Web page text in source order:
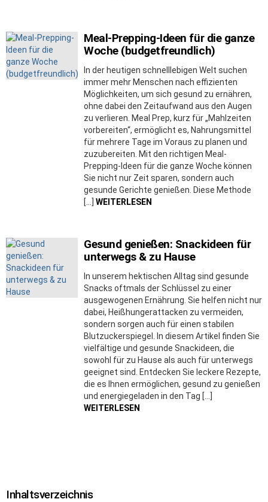
Meal-Prepping-Ideen für die ganze
Woche (budgetfreundlich)
In der heutigen schnelllebigen Welt suchen
immer mehr Menschen nach effizienten
Möglichkeiten, um sich gesund zu ernähren,
ohne dabei den Zeitaufwand aus den Augen
zu verlieren. Meal Prep, kurz für „Mahlzeiten
vorbereiten“, ermöglicht es, Nahrungsmittel
für mehrere Tage im Voraus zu planen und
zuzubereiten. Mit den richtigen Meal-
Prepping-Ideen für die ganze Woche können
Sie nicht nur Zeit sparen, sondern auch
gesunde Gerichte genießen. Diese Methode
[…] WEITERLESEN
Gesund genießen: Snackideen für
unterwegs & zu Hause
In unserem hektischen Alltag sind gesunde
Snacks oftmals der Schlüssel zu einer
ausgewogenen Ernährung. Sie helfen nicht nur
dabei, Heißhungerattacken zu vermeiden,
sondern sorgen auch für einen stabilen
Blutzuckerspiegel. In diesem Artikel finden Sie
vielfältige und gesunde Snackideen, die
sowohl für zu Hause als auch für unterwegs
geeignet sind. Entdecken Sie leckere Rezepte,
die es Ihnen ermöglichen, gesund zu genießen
und energiegeladen in den Tag […]
WEITERLESEN
Inhaltsverzeichnis